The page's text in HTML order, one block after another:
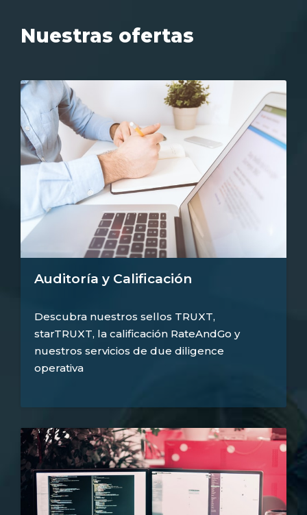
Nuestras ofertas
Auditoría y Calificación
Descubra nuestros sellos TRUXT,
starTRUXT, la calificación RateAndGo y
nuestros servicios de due diligence
operativa